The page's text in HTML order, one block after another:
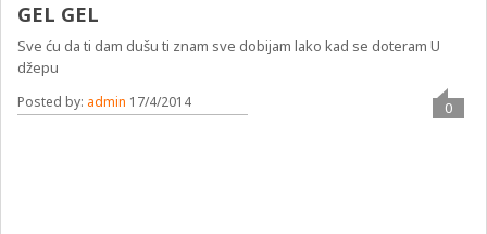
GEL GEL
Sve ću da ti dam dušu ti znam sve dobijam lako kad se doteram U
džepu
Posted by: admin 17/4/2014 0